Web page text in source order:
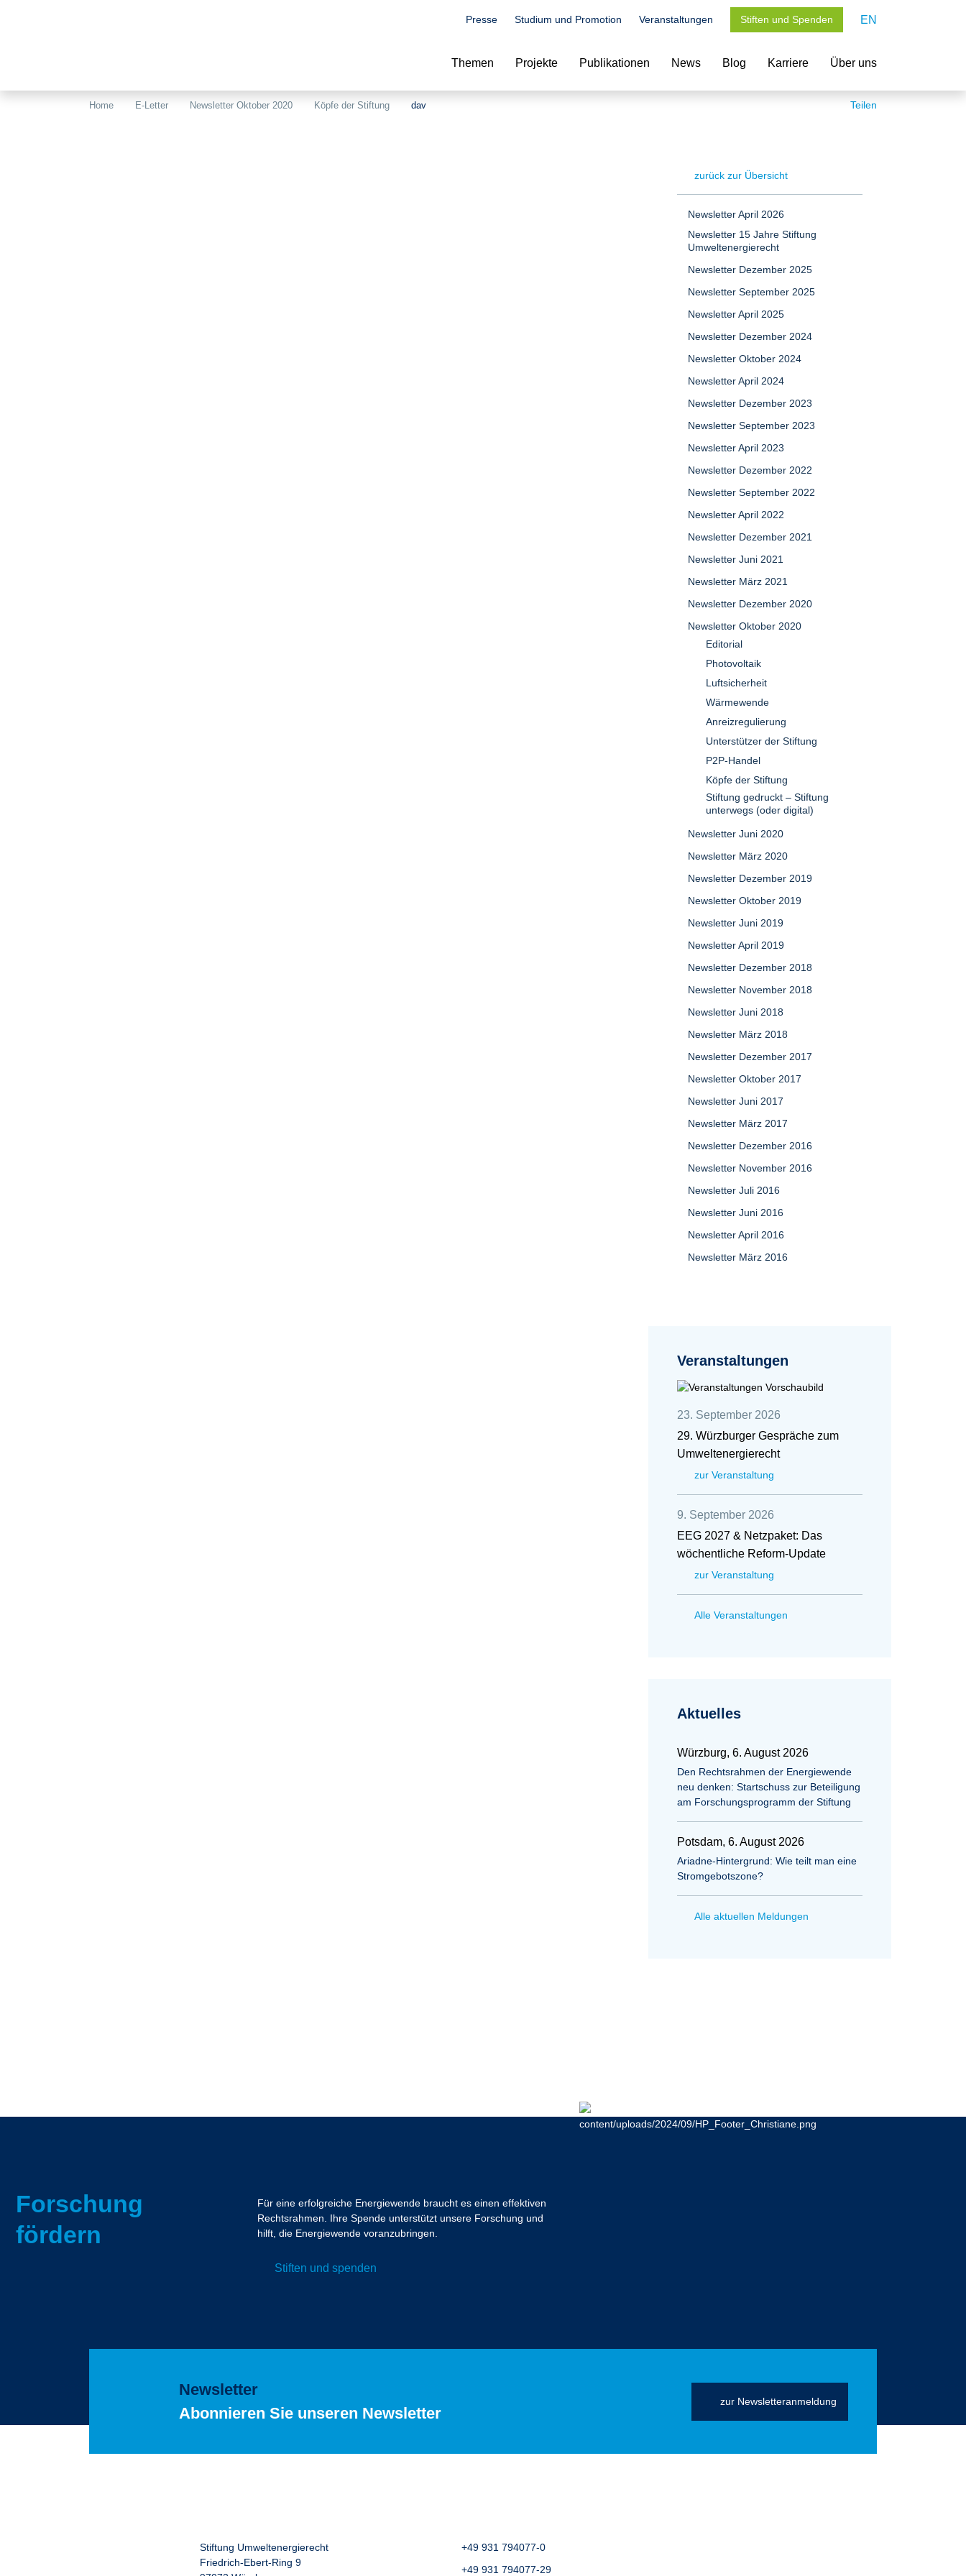
Presse Studium und Promotion Veranstaltungen Stiften und Spenden EN
Themen Projekte Publikationen News Blog Karriere Über uns
Home E-Letter Newsletter Oktober 2020 Köpfe der Stiftung dav Teilen
zurück zur Übersicht
Newsletter April 2026
Newsletter 15 Jahre Stiftung
Umweltenergierecht
Newsletter Dezember 2025
Newsletter September 2025
Newsletter April 2025
Newsletter Dezember 2024
Newsletter Oktober 2024
Newsletter April 2024
Newsletter Dezember 2023
Newsletter September 2023
Newsletter April 2023
Newsletter Dezember 2022
Newsletter September 2022
Newsletter April 2022
Newsletter Dezember 2021
Newsletter Juni 2021
Newsletter März 2021
Newsletter Dezember 2020
Newsletter Oktober 2020
Editorial
Photovoltaik
Luftsicherheit
Wärmewende
Anreizregulierung
Unterstützer der Stiftung
P2P-Handel
Köpfe der Stiftung
Stiftung gedruckt – Stiftung
unterwegs (oder digital)
Newsletter Juni 2020
Newsletter März 2020
Newsletter Dezember 2019
Newsletter Oktober 2019
Newsletter Juni 2019
Newsletter April 2019
Newsletter Dezember 2018
Newsletter November 2018
Newsletter Juni 2018
Newsletter März 2018
Newsletter Dezember 2017
Newsletter Oktober 2017
Newsletter Juni 2017
Newsletter März 2017
Newsletter Dezember 2016
Newsletter November 2016
Newsletter Juli 2016
Newsletter Juni 2016
Newsletter April 2016
Newsletter März 2016
Veranstaltungen
23. September 2026
29. Würzburger Gespräche zum
Umweltenergierecht
zur Veranstaltung
9. September 2026
EEG 2027 & Netzpaket: Das
wöchentliche Reform-Update
zur Veranstaltung
Alle Veranstaltungen
Aktuelles
Würzburg, 6. August 2026
Den Rechtsrahmen der Energiewende
neu denken: Startschuss zur Beteiligung
am Forschungsprogramm der Stiftung
Potsdam, 6. August 2026
Ariadne-Hintergrund: Wie teilt man eine
Stromgebotszone?
Alle aktuellen Meldungen
Forschung
fördern
Für eine erfolgreiche Energiewende braucht es einen effektiven
Rechtsrahmen. Ihre Spende unterstützt unsere Forschung und
hilft, die Energiewende voranzubringen.
Stiften und spenden
Newsletter
Abonnieren Sie unseren Newsletter
zur Newsletteranmeldung
Stiftung Umweltenergierecht
Friedrich-Ebert-Ring 9
+49 931 794077-0
+49 931 794077-29